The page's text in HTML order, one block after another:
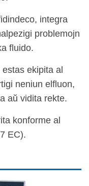
integra
problemojn
fluido.
ekipita al
neniun elfluon,
aŭ vidita rekte.
konforme al
EC).